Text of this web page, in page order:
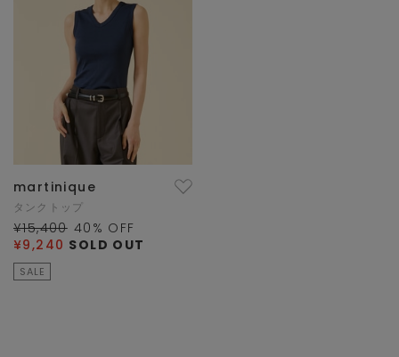
martinique
タンクトップ
¥15,400 40 % OFF
¥9,240 SOLD OUT
SALE